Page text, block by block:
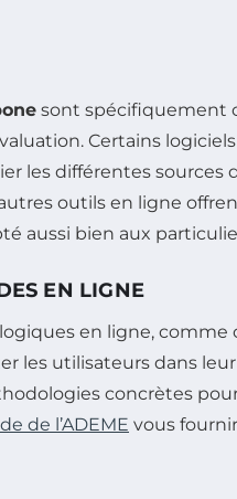
sont spécifiquement
Certains
les différentes sources
outils en ligne
aussi bien aux
EN LIGNE
en ligne, comme
les utilisateurs dans
concrètes
de l’ADEME vous